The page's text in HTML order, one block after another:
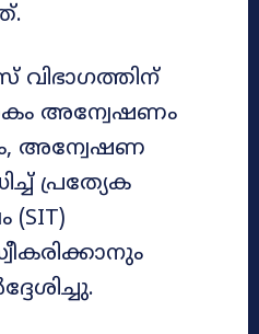
വിഭാഗത്തിന്
അന്വേഷണം
അന്വേഷണ
പ്രത്യേക